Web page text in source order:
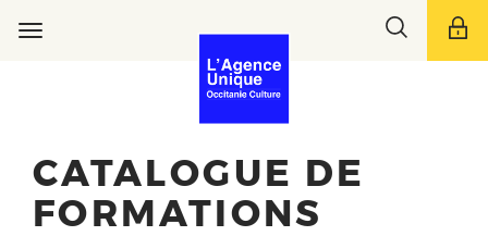
Toggle
CATALOGUE DE
FORMATIONS